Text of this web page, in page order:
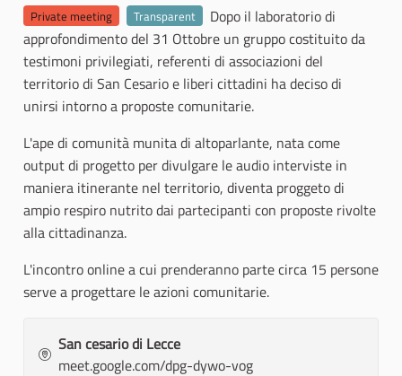
Private meeting Transparent
Dopo il laboratorio di
approfondimento del 31 Ottobre un gruppo costituito da
testimoni privilegiati, referenti di associazioni del
territorio di San Cesario e liberi cittadini ha deciso di
unirsi intorno a proposte comunitarie.
L'ape di comunità munita di altoparlante, nata come
output di progetto per divulgare le audio interviste in
maniera itinerante nel territorio, diventa proggeto di
ampio respiro nutrito dai partecipanti con proposte rivolte
alla cittadinanza.
L'incontro online a cui prenderanno parte circa 15 persone
serve a progettare le azioni comunitarie.
San cesario di Lecce
meet.google.com/dpg-dywo-vog